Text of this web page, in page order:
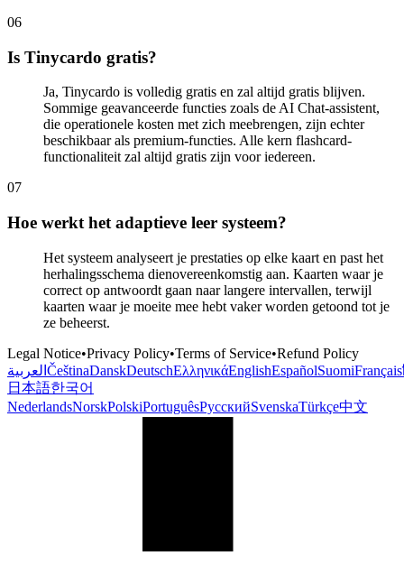
06
Is Tinycardo gratis?
Ja, Tinycardo is volledig gratis en zal altijd gratis blijven.
Sommige geavanceerde functies zoals de AI Chat-assistent,
die operationele kosten met zich meebrengen, zijn echter
beschikbaar als premium-functies. Alle kern flashcard-
functionaliteit zal altijd gratis zijn voor iedereen.
07
Hoe werkt het adaptieve leer systeem?
Het systeem analyseert je prestaties op elke kaart en past het
herhalingsschema dienovereenkomstig aan. Kaarten waar je
correct op antwoordt gaan naar langere intervallen, terwijl
kaarten waar je moeite mee hebt vaker worden getoond tot je
ze beheerst.
Legal Notice•Privacy Policy•Terms of Service•Refund Policy
العربية ČeštinaDanskDeutschΕλληνικάEnglishEspañolSuomiFrançais
日本語한국어
NederlandsNorskPolskiPortuguêsРусскийSvenskaTürkçe中文